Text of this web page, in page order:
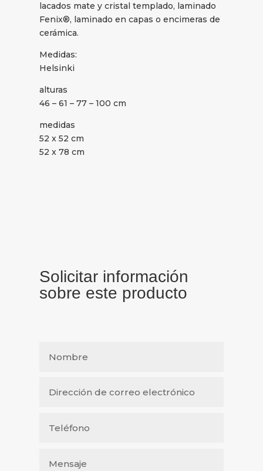
lacados mate y cristal templado, laminado
Fenix®, laminado en capas o encimeras de
cerámica.
Medidas:
Helsinki
alturas
46 – 61 – 77 – 100 cm
medidas
52 x 52 cm
52 x 78 cm
Solicitar información
sobre este producto